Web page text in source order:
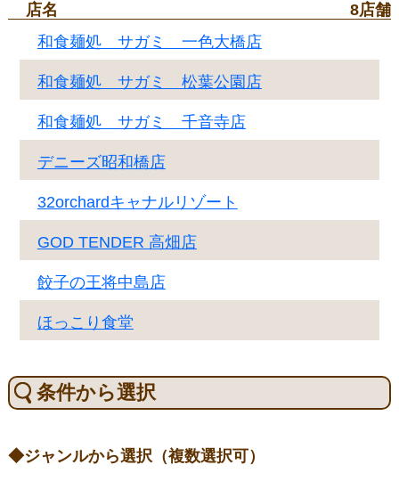
店名
8店舗
和食麺処 サガミ 一色大橋店
和食麺処 サガミ 松葉公園店
和食麺処 サガミ 千音寺店
デニーズ昭和橋店
32orchardキャナルリゾート
GOD TENDER 高畑店
餃子の王将中島店
ほっこり食堂
条件から選択
ジャンルから選択（複数選択可）